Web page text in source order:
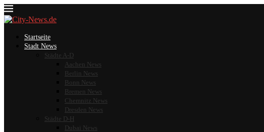
Startseite
Stadt News
Städte A-D
Aachen News
Berlin News
Bonn News
Bremen News
Chemnitz News
Dresden News
Städte D-H
Dubai News